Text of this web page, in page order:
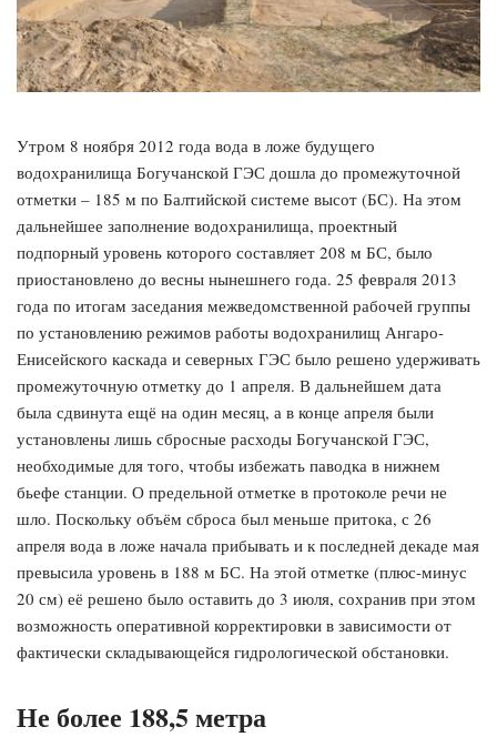
Утром 8 ноября 2012 года вода в ложе будущего
водохранилища Богучанской ГЭС дошла до промежуточной
отметки – 185 м по Балтийской системе высот (БС). На этом
дальнейшее заполнение водохранилища, проектный
подпорный уровень которого составляет 208 м БС, было
приостановлено до весны нынешнего года. 25 февраля 2013
года по итогам заседания межведомственной рабочей группы
по установлению режимов работы водохранилищ Ангаро-
Енисейского каскада и северных ГЭС было решено удерживать
промежуточную отметку до 1 апреля. В дальнейшем дата
была сдвинута ещё на один месяц, а в конце апреля были
установлены лишь сбросные расходы Богучанской ГЭС,
необходимые для того, чтобы избежать паводка в нижнем
бьефе станции. О предельной отметке в протоколе речи не
шло. Поскольку объём сброса был меньше притока, с 26
апреля вода в ложе начала прибывать и к последней декаде мая
превысила уровень в 188 м БС. На этой отметке (плюс-минус
20 см) её решено было оставить до 3 июля, сохранив при этом
возможность оперативной корректировки в зависимости от
фактически складывающейся гидрологической обстановки.
Не более 188,5 метра